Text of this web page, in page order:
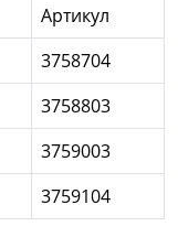
Артикул
3758704
3758803
3759003
3759104